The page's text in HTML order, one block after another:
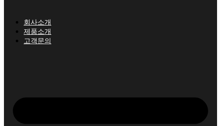
회사소개
제품소개
고객문의